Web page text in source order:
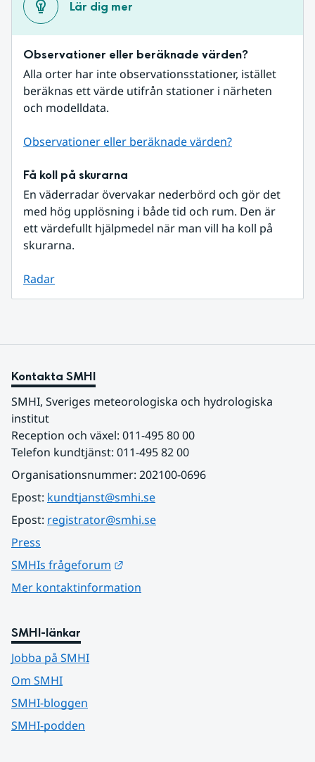
Lär dig mer
Observationer eller beräknade värden?
Alla orter har inte observationsstationer, istället
beräknas ett värde utifrån stationer i närheten
och modelldata.
Observationer eller beräknade värden?
Få koll på skurarna
En väderradar övervakar nederbörd och gör det
med hög upplösning i både tid och rum. Den är
ett värdefullt hjälpmedel när man vill ha koll på
skurarna.
Radar
Kontakta SMHI
SMHI, Sveriges meteorologiska och hydrologiska
institut
Reception och växel: 011-495 80 00
Telefon kundtjänst: 011-495 82 00
Organisationsnummer: 202100-0696
Epost: kundtjanst@smhi.se
Epost: registrator@smhi.se
Press
SMHIs frågeforum
Mer kontaktinformation
SMHI-länkar
Jobba på SMHI
Om SMHI
SMHI-bloggen
SMHI-podden